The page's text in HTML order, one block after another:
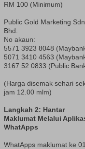
RM 100 (Minimum)
Public Gold Marketing Sdn.
Bhd.
No akaun:
5571 3923 8048
5071 3410 4563
3167 52 0833 (Public
(Harga disemak sehari
jam 12.00 mlm)
Langkah 2: Hantar
Maklumat Melalui
WhatApps
WhatApps maklumat ke